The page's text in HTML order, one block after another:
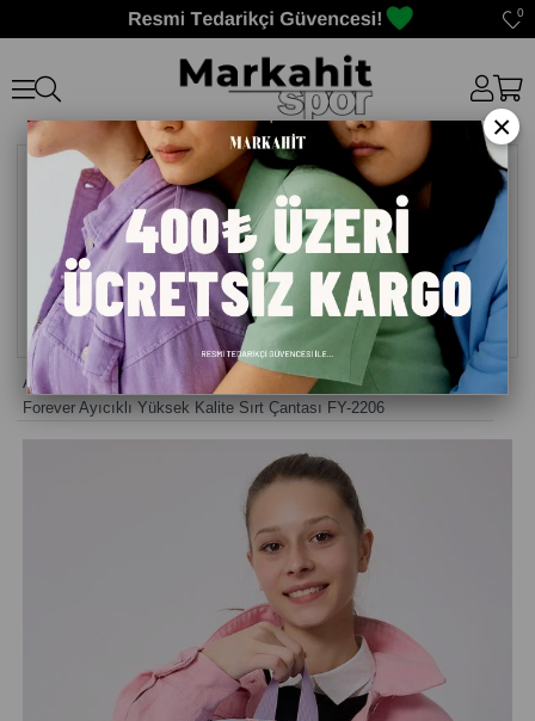
0
Anasayfa> Sırt Çantası
Forever Ayıcıklı Yüksek Kalite Sırt Çantası FY-2206
×